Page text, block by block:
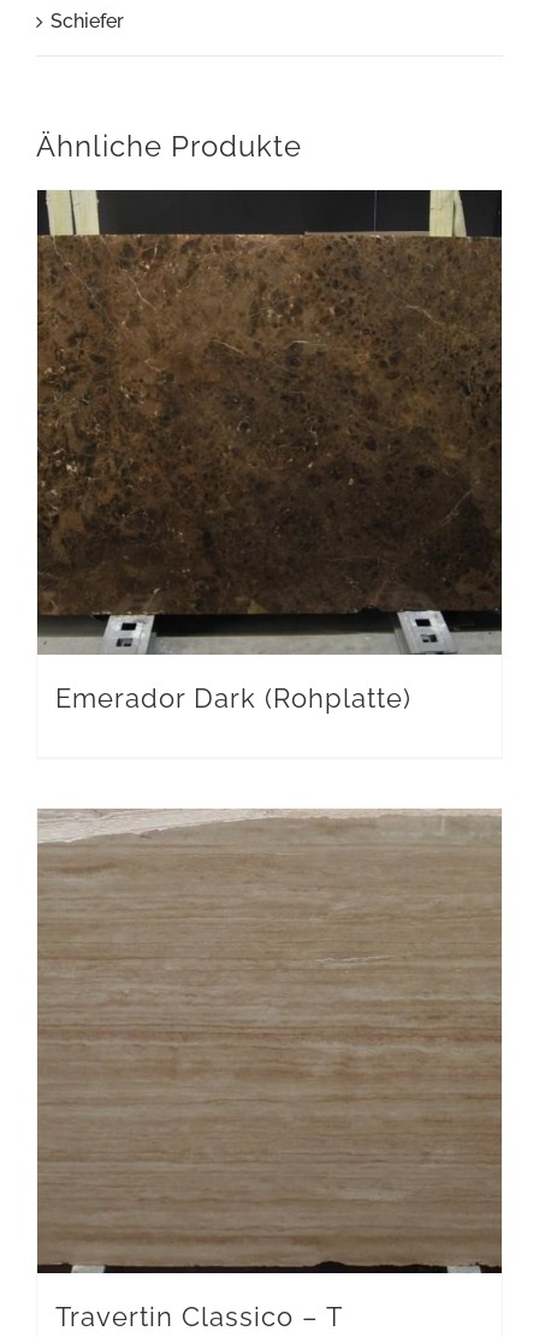
Schiefer
Ähnliche Produkte
Emerador Dark (Rohplatte)
Travertin Classico – T